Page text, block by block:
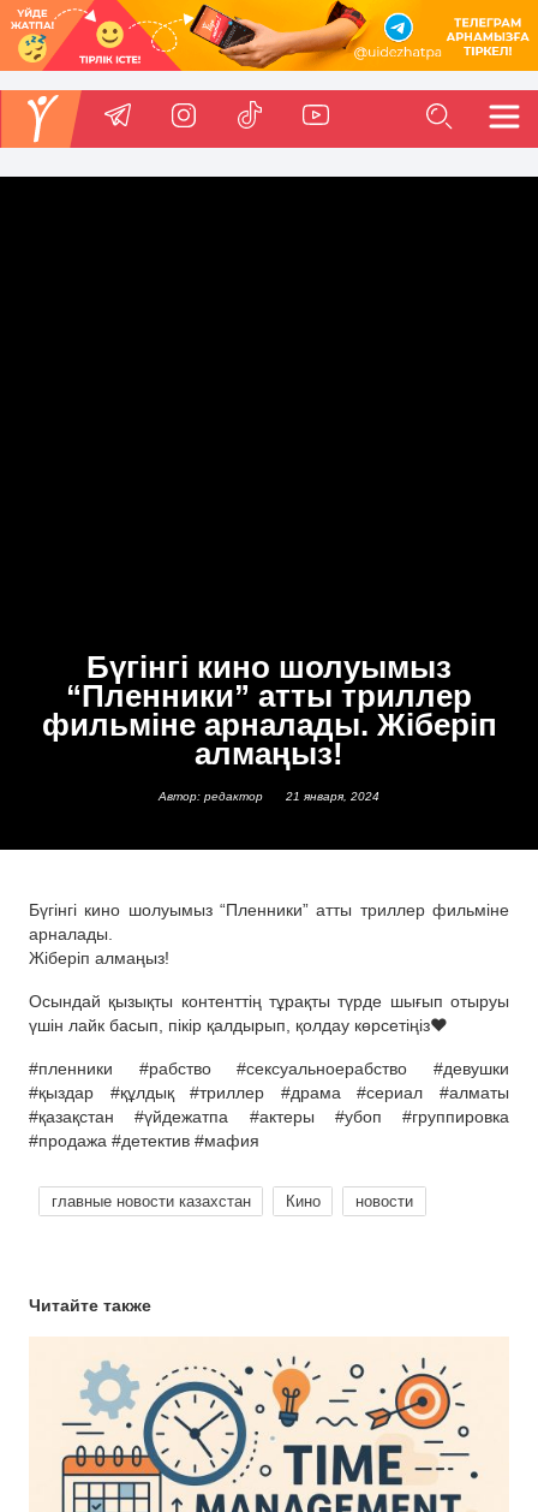
Бүгінгі кино шолуымыз
“Пленники” атты триллер
фильміне арналады. Жіберіп
алмаңыз!
Автор: редактор 21 января, 2024
Бүгінгі кино шолуымыз “Пленники” атты триллер фильміне
арналады.
Жіберіп алмаңыз!
Осындай қызықты контенттің тұрақты түрде шығып отыруы
үшін лайк басып, пікір қалдырып, қолдау көрсетіңіз❤
#пленники #рабство #сексуальноерабство #девушки
#қыздар #құлдық #триллер #драма #сериал #алматы
#қазақстан #үйдежатпа #актеры #убоп #группировка
#продажа #детектив #мафия
главные новости казахстан Кино новости
Читайте также